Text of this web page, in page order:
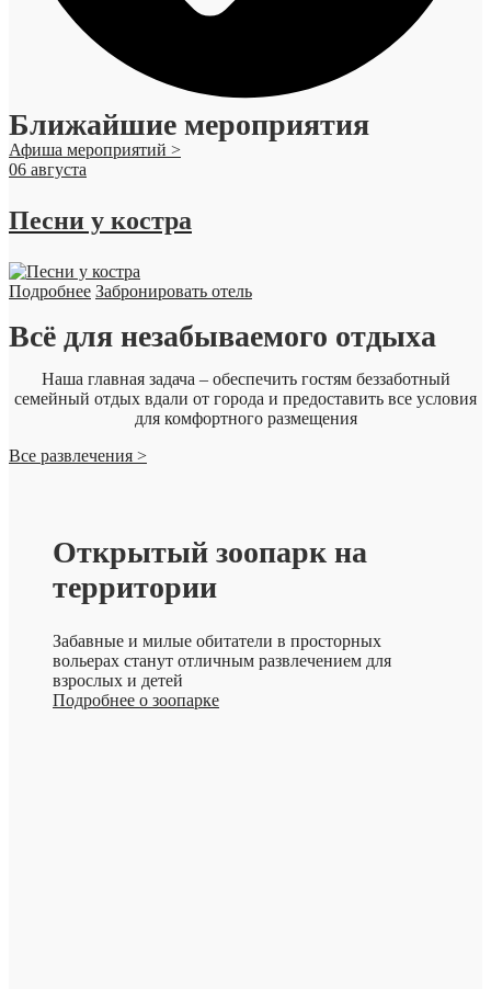
Ближайшие мероприятия
Афиша мероприятий >
06 августа
Песни у костра
Подробнее Забронировать отель
Всё для незабываемого отдыха
Наша главная задача – обеспечить гостям беззаботный
семейный отдых вдали от города и предоставить все условия
для комфортного размещения
Все развлечения >
Открытый зоопарк на
территории
Забавные и милые обитатели в просторных
вольерах станут отличным развлечением для
взрослых и детей
Подробнее о зоопарке